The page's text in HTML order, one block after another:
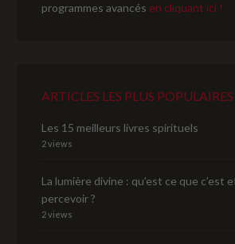
programmes avancés en cliquant ici !
ARTICLES LES PLUS POPULAIRES
Les 15 meilleurs livres spirituels
2 views
La lumière divine : qu’est ce que c’est
percevoir ?
2 views